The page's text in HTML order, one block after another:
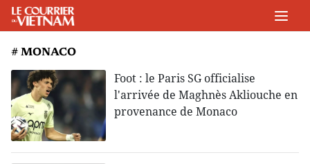
# MONACO
Foot : le Paris SG officialise
l'arrivée de Maghnès Akliouche en
provenance de Monaco